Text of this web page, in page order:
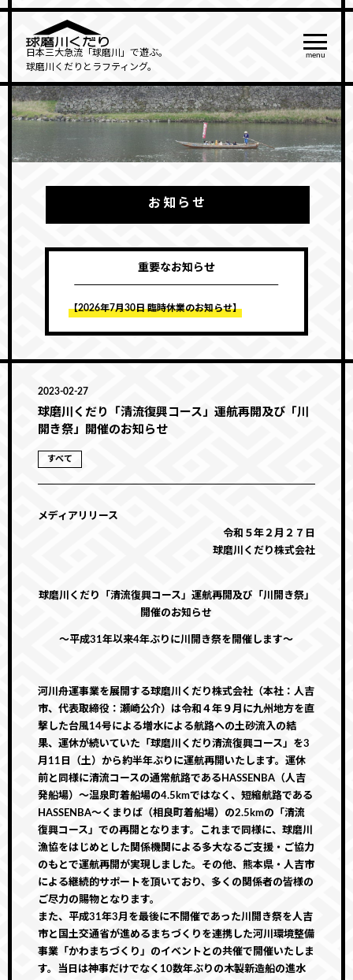
日本三大急流「球磨川」で遊ぶ。
球磨川くだりとラフティング。
menu
お知らせ
重要なお知らせ
【2026年7月30日 臨時休業のお知らせ】
2023-02-27
球磨川くだり「清流復興コース」運航再開及び「川
開き祭」開催のお知らせ
すべて
メディアリリース
令和５年２月２７日
球磨川くだり株式会社
球磨川くだり「清流復興コース」運航再開及び「川開き祭」
開催のお知らせ
〜平成31年以来4年ぶりに川開き祭を開催します〜
河川舟運事業を展開する球磨川くだり株式会社（本社：人吉
市、代表取締役：瀬崎公介）は令和４年９月に九州地方を直
撃した台風14号による増水による航路への土砂流入の結
果、運休が続いていた「球磨川くだり清流復興コース」を3
月11日（土）から約半年ぶりに運航再開いたします。運休
前と同様に清流コースの通常航路であるHASSENBA（人吉
発船場）〜温泉町着船場の4.5kmではなく、短縮航路である
HASSENBA〜くまりば（相良町着船場）の2.5kmの「清流
復興コース」での再開となります。これまで同様に、球磨川
漁協をはじめとした関係機関による多大なるご支援・ご協力
のもとで運航再開が実現しました。その他、熊本県・人吉市
による継続的サポートを頂いており、多くの関係者の皆様の
ご尽力の賜物となります。
また、平成31年3月を最後に不開催であった川開き祭を人吉
市と国土交通省が進めるまちづくりを連携した河川環境整備
事業「かわまちづくり」のイベントとの共催で開催いたしま
す。当日は神事だけでなく10数年ぶりの木製新造船の進水